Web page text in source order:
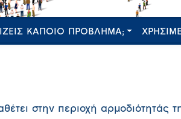
ΚΑΠΟΙΟ ΠΡΟΒΛΗΜΑ;
στην περιοχή αρμοδιότητάς